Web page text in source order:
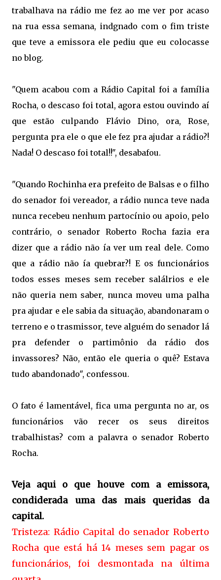
trabalhava na rádio me fez ao me ver por acaso
na rua essa semana, indgnado com o fim triste
que teve a emissora ele pediu que eu colocasse
no blog.
"Quem acabou com a Rádio Capital foi a família
Rocha, o descaso foi total, agora estou ouvindo aí
que estão culpando Flávio Dino, ora, Rose,
pergunta pra ele o que ele fez pra ajudar a rádio?!
Nada! O descaso foi total!!", desabafou.
"Quando Rochinha era prefeito de Balsas e o filho
do senador foi vereador, a rádio nunca teve nada
nunca recebeu nenhum partocínio ou apoio, pelo
contrário, o senador Roberto Rocha fazia era
dizer que a rádio não ía ver um real dele. Como
que a rádio não ía quebrar?! E os funcionários
todos esses meses sem receber salálrios e ele
não queria nem saber, nunca moveu uma palha
pra ajudar e ele sabia da situação, abandonaram o
terreno e o trasmissor, teve alguém do senador lá
pra defender o partimônio da rádio dos
invassores? Não, então ele queria o quê? Estava
tudo abandonado", confessou.
O fato é lamentável, fica uma pergunta no ar, os
funcionários vão recer os seus direitos
trabalhistas? com a palavra o senador Roberto
Rocha.
Veja aqui o que houve com a emissora,
condiderada uma das mais queridas da
capital.
Tristeza: Rádio Capital do senador Roberto
Rocha que está há 14 meses sem pagar os
funcionários, foi desmontada na última